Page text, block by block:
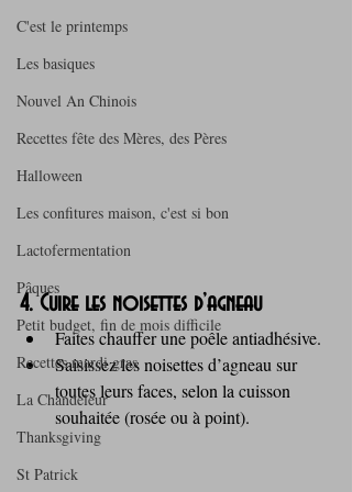
C'est le printemps
Les basiques
Nouvel An Chinois
Recettes fête des Mères, des Pères
Halloween
Les confitures maison, c'est si bon
Lactofermentation
Pâques
Petit budget, fin de mois difficile
Recettes mardi gras
La Chandeleur
Thanksgiving
St Patrick
4. Cuire les noisettes d’agneau
Faites chauffer une poêle antiadhésive.
Saisissez les noisettes d’agneau sur
toutes leurs faces, selon la cuisson
souhaitée (rosée ou à point).